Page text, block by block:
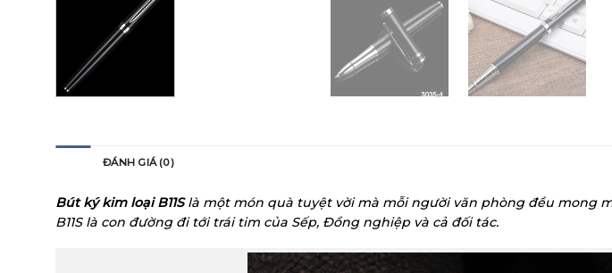
ĐÁNH GIÁ (0)
Bút ký kim loại B11Slà một món quà tuyệt vời mà mỗi người văn phòng đều mong
B11Slà con đường đi tới trái tim của Sếp, Đồng nghiệp và cả đối tác.